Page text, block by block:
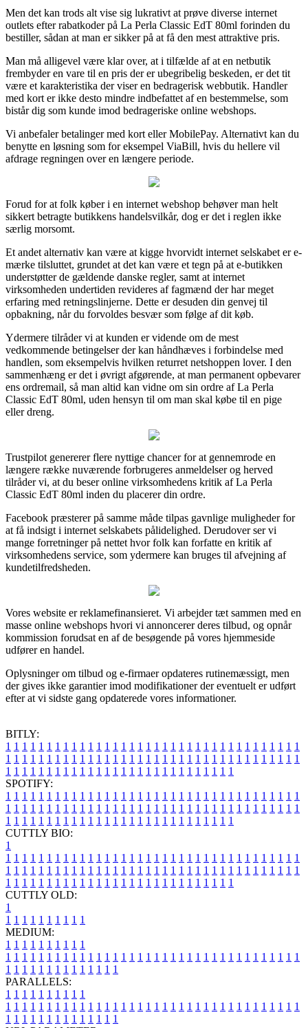
Men det kan trods alt vise sig lukrativt at prøve diverse internet
outlets efter rabatkoder på La Perla Classic EdT 80ml forinden du
bestiller, sådan at man er sikker på at få den mest attraktive pris.
Man må alligevel være klar over, at i tilfælde af at en netbutik
frembyder en vare til en pris der er ubegribelig beskeden, er det tit
være et karakteristika der viser en bedragerisk webbutik. Handler
med kort er ikke desto mindre indbefattet af en bestemmelse, som
bistår dig som kunde imod bedrageriske online webshops.
Vi anbefaler betalinger med kort eller MobilePay. Alternativt kan du
benytte en løsning som for eksempel ViaBill, hvis du hellere vil
afdrage regningen over en længere periode.
Forud for at folk køber i en internet webshop behøver man helt
sikkert betragte butikkens handelsvilkår, dog er det i reglen ikke
særlig morsomt.
Et andet alternativ kan være at kigge hvorvidt internet selskabet er e-
mærke tilsluttet, grundet at det kan være et tegn på at e-butikken
understøtter de gældende danske regler, samt at internet
virksomheden undertiden revideres af fagmænd der har meget
erfaring med retningslinjerne. Dette er desuden din genvej til
opbakning, når du forvoldes besvær som følge af dit køb.
Ydermere tilråder vi at kunden er vidende om de mest
vedkommende betingelser der kan håndhæves i forbindelse med
handlen, som eksempelvis hvilken returret netshoppen lover. I den
sammenhæng er det i øvrigt afgørende, at man permanent opbevarer
ens ordremail, så man altid kan vidne om sin ordre af La Perla
Classic EdT 80ml, uden hensyn til om man skal købe til en pige
eller dreng.
Trustpilot genererer flere nyttige chancer for at gennemrode en
længere række nuværende forbrugeres anmeldelser og herved
tilråder vi, at du beser online virksomhedens kritik af La Perla
Classic EdT 80ml inden du placerer din ordre.
Facebook præsterer på samme måde tilpas gavnlige muligheder for
at få indsigt i internet selskabets pålidelighed. Derudover ser vi
mange forretninger på nettet hvor folk kan forfatte en kritik af
virksomhedens service, som ydermere kan bruges til afvejning af
kundetilfredsheden.
Vores website er reklamefinansieret. Vi arbejder tæt sammen med en
masse online webshops hvori vi annoncerer deres tilbud, og opnår
kommission forudsat en af de besøgende på vores hjemmeside
udfører en handel.
Oplysninger om tilbud og e-firmaer opdateres rutinemæssigt, men
der gives ikke garantier imod modifikationer der eventuelt er udført
efter at vi sidste gang opdaterede vores informationer.
BITLY:
1 1 1 1 1 1 1 1 1 1 1 1 1 1 1 1 1 1 1 1 1 1 1 1 1 1 1 1 1 1 1 1 1 1 1 1
1 1 1 1 1 1 1 1 1 1 1 1 1 1 1 1 1 1 1 1 1 1 1 1 1 1 1 1 1 1 1 1 1 1 1 1
1 1 1 1 1 1 1 1 1 1 1 1 1 1 1 1 1 1 1 1 1 1 1 1 1 1 1 1
SPOTIFY:
1 1 1 1 1 1 1 1 1 1 1 1 1 1 1 1 1 1 1 1 1 1 1 1 1 1 1 1 1 1 1 1 1 1 1 1
1 1 1 1 1 1 1 1 1 1 1 1 1 1 1 1 1 1 1 1 1 1 1 1 1 1 1 1 1 1 1 1 1 1 1 1
1 1 1 1 1 1 1 1 1 1 1 1 1 1 1 1 1 1 1 1 1 1 1 1 1 1 1 1
CUTTLY BIO:
1
1 1 1 1 1 1 1 1 1 1 1 1 1 1 1 1 1 1 1 1 1 1 1 1 1 1 1 1 1 1 1 1 1 1 1 1
1 1 1 1 1 1 1 1 1 1 1 1 1 1 1 1 1 1 1 1 1 1 1 1 1 1 1 1 1 1 1 1 1 1 1 1
1 1 1 1 1 1 1 1 1 1 1 1 1 1 1 1 1 1 1 1 1 1 1 1 1 1 1 1
CUTTLY OLD:
1
1 1 1 1 1 1 1 1 1 1
MEDIUM:
1 1 1 1 1 1 1 1 1 1
1 1 1 1 1 1 1 1 1 1 1 1 1 1 1 1 1 1 1 1 1 1 1 1 1 1 1 1 1 1 1 1 1 1 1 1
1 1 1 1 1 1 1 1 1 1 1 1 1 1
PARALLELS:
1 1 1 1 1 1 1 1 1 1
1 1 1 1 1 1 1 1 1 1 1 1 1 1 1 1 1 1 1 1 1 1 1 1 1 1 1 1 1 1 1 1 1 1 1 1
1 1 1 1 1 1 1 1 1 1 1 1 1 1